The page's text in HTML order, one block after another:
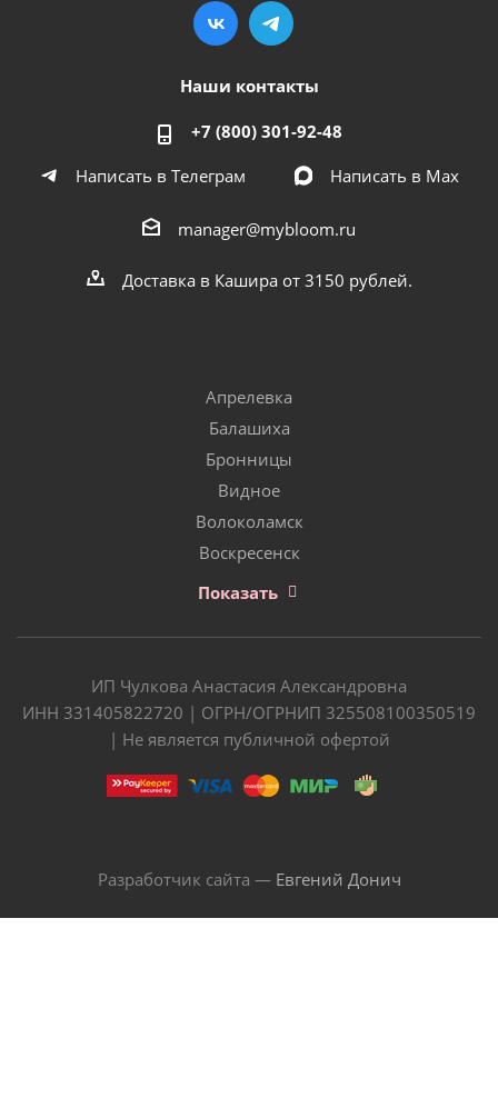
Наши контакты
+7 (800) 301-92-48
Написать в Телеграм
Написать в Мах
manager@mybloom.ru
Доставка в Кашира от 3150 рублей.
Апрелевка
Балашиха
Бронницы
Видное
Волоколамск
Воскресенск
Показать
ИП Чулкова Анастасия Александровна
ИНН 331405822720 | ОГРН/ОГРНИП 325508100350519
| Не является публичной офертой
Разработчик сайта — Евгений Донич